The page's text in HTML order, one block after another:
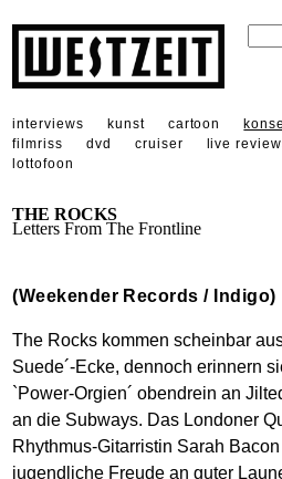
interviews kunst cartoon
filmriss
dvd cruiser live
lottofoon
THE ROCKS
Letters From The Frontline
(Weekender Records / Indigo)
The Rocks kommen scheinbar
Suede´-Ecke, dennoch erinnern
`Power-Orgien´ obendrein an
an die Subways. Das Londoner
Rhythmus-Gitarristin Sarah
jugendliche Freude an guter